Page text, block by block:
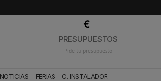
PRESUPUESTOS
Pide tu presupuesto
NOTICIAS FERIAS C. INSTALADOR